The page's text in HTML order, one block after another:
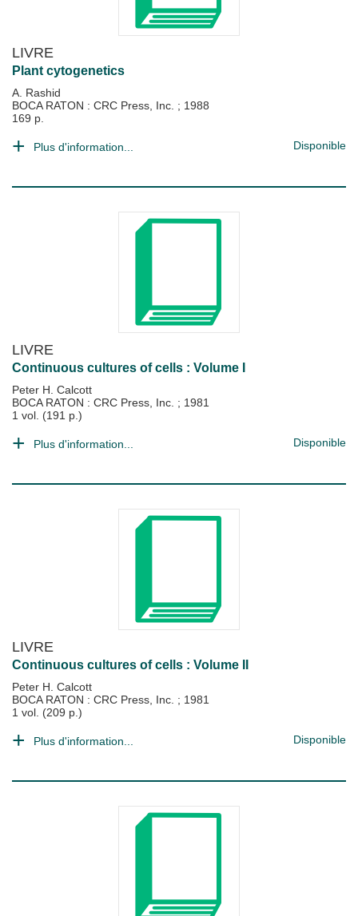
LIVRE
Plant cytogenetics
A. Rashid
BOCA RATON : CRC Press, Inc. ; 1988
169 p.
Plus d'information... Disponible
LIVRE
Continuous cultures of cells : Volume I
Peter H. Calcott
BOCA RATON : CRC Press, Inc. ; 1981
1 vol. (191 p.)
Plus d'information... Disponible
LIVRE
Continuous cultures of cells : Volume II
Peter H. Calcott
BOCA RATON : CRC Press, Inc. ; 1981
1 vol. (209 p.)
Plus d'information... Disponible